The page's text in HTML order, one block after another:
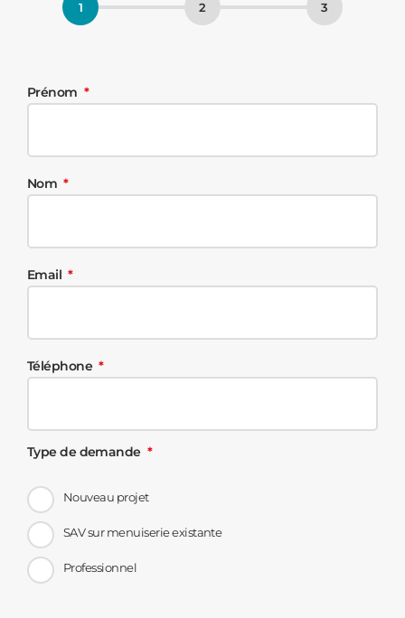
Prénom
Nom
Email
Téléphone
Type de demande
Nouveau projet
SAV sur menuiserie existante
Professionnel